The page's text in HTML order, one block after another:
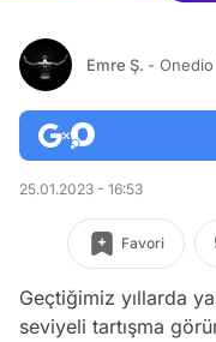
Emre Ş. -
25.01.2023 - 16:53
Favori
Geçtiğimiz yıllarda
seviyeli tartışma